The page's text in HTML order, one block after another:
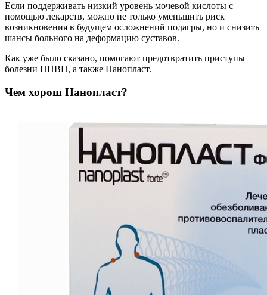
Если поддерживать низкий уровень мочевой кислоты с
помощью лекарств, можно не только уменьшить риск
возникновения в будущем осложнений подагры, но и снизить
шансы больного на деформацию суставов.
Как уже было сказано, помогают предотвратить приступы
болезни НПВП, а также Нанопласт.
Чем хорош Нанопласт?